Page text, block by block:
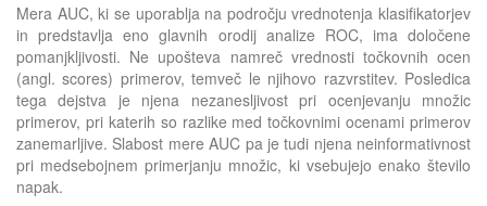
Mera AUC, ki se uporablja na področju vrednotenja klasifikatorjev
in predstavlja eno glavnih orodij analize ROC, ima določene
pomanjkljivosti. Ne upošteva namreč vrednosti točkovnih ocen
(angl. scores) primerov, temveč le njihovo razvrstitev. Posledica
tega dejstva je njena nezanesljivost pri ocenjevanju množic
primerov, pri katerih so razlike med točkovnimi ocenami primerov
zanemarljive. Slabost mere AUC pa je tudi njena neinformativnost
pri medsebojnem primerjanju množic, ki vsebujejo enako število
napak.